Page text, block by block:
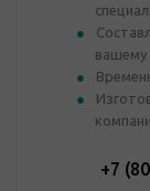
+7